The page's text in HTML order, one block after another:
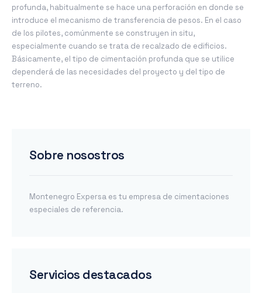
profunda, habitualmente se hace una perforación en donde se
introduce el mecanismo de transferencia de pesos. En el caso
de los pilotes, comúnmente se construyen in situ,
especialmente cuando se trata de recalzado de edificios.
Básicamente, el tipo de cimentación profunda que se utilice
dependerá de las necesidades del proyecto y del tipo de
terreno.
Sobre nosostros
Montenegro Expersa es tu empresa de cimentaciones
especiales de referencia.
Servicios destacados